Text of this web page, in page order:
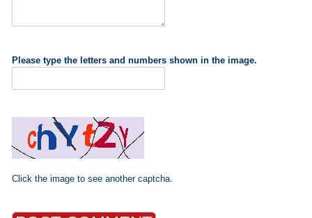
Please type the letters and numbers shown in the image.
Click the image to see another captcha.